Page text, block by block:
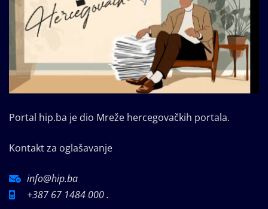
Portal hip.ba je dio Mreže hercegovačkih portala.
Kontakt za oglašavanje
info@hip.ba
+387 67 1484 000 .